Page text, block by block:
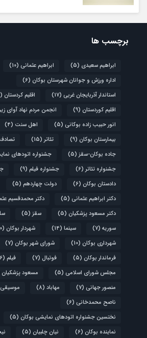
برچسب ها
ابراهیم سعیدی (5) ابراهیم عثمانی (10)
اداره ورزش و جوانان شهرستان بوکان (6)
استاندار آذربایجان غربی (17) اقلیم کردستان (18)
اقلیم کوردستان (9) انجمن مردم نهاد آوای
انور حبیب زاده بوکانی (5) اهل سنت (4)
بیمارستان بوکان (9) تئاتر (15) تصادف
جاده بوکان-سقز (5) جشنواره اتودهای
جشنواره تئاتر (6) جشنواره فیلم (9)
دادستان بوکان (6) دولت چهاردهم (5)
دکتر ابراهیم عثمانی (5) دکتر محمدقسیم
دکتر مسعود پزشکیان (5) سقز (5)
سوریه (7) سینما (14) شهردار بوکان (10)
شهرداری بوکان (10) شورای شهر بوکان (7)
فرماندار بوکان (5) فوتبال (7) فیلم (6)
مجلس شورای اسلامی (5) مسعود پزشکیان
منصور جهانی (7) مهاباد (8) موسیقی
ناصح محمدخانی (6)
نختسین جشنواره اتودهای نمایشی بوکان (5)
نماینده بوکان (6) نیان چلبیان (5)